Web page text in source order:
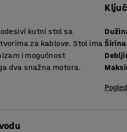
kutni stol sa
za kablove. Stol ima
i mogućnost
dva snažna motora.
Širina